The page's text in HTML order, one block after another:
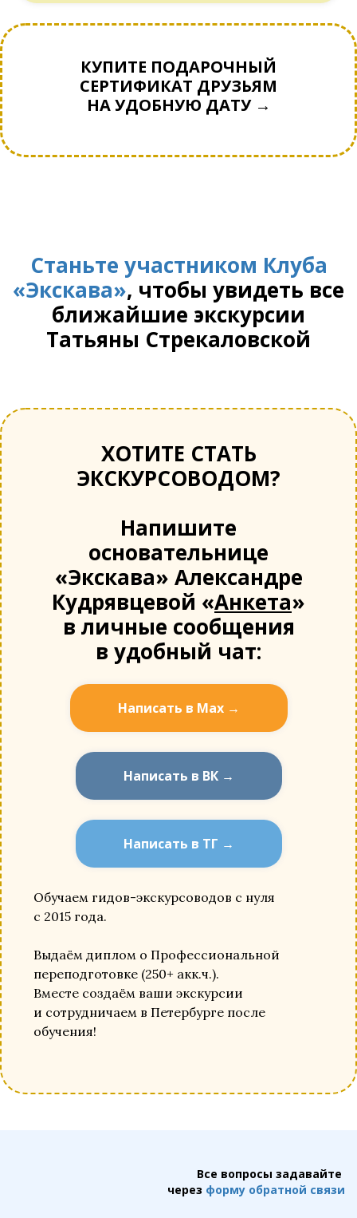
КУПИТЕ ПОДАРОЧНЫЙ
СЕРТИФИКАТ ДРУЗЬЯМ
НА УДОБНУЮ ДАТУ →
Станьте участником Клуба
«Экскава», чтобы увидеть все
ближайшие экскурсии
Татьяны Стрекаловской
ХОТИТЕ СТАТЬ
ЭКСКУРСОВОДОМ?
Напишите
основательнице
«Экскава» Александре
Кудрявцевой «Анкета»
в личные сообщения
в удобный чат:
Написать в Мах →
Написать в ВК →
Написать в ТГ →
Обучаем гидов-экскурсоводов с нуля
с 2015 года.
Выдаём диплом о Профессиональной
переподготовке (250+ акк.ч.).
Вместе создаём ваши экскурсии
и сотрудничаем в Петербурге после
обучения!
Все вопросы задавайте
через форму обратной связи